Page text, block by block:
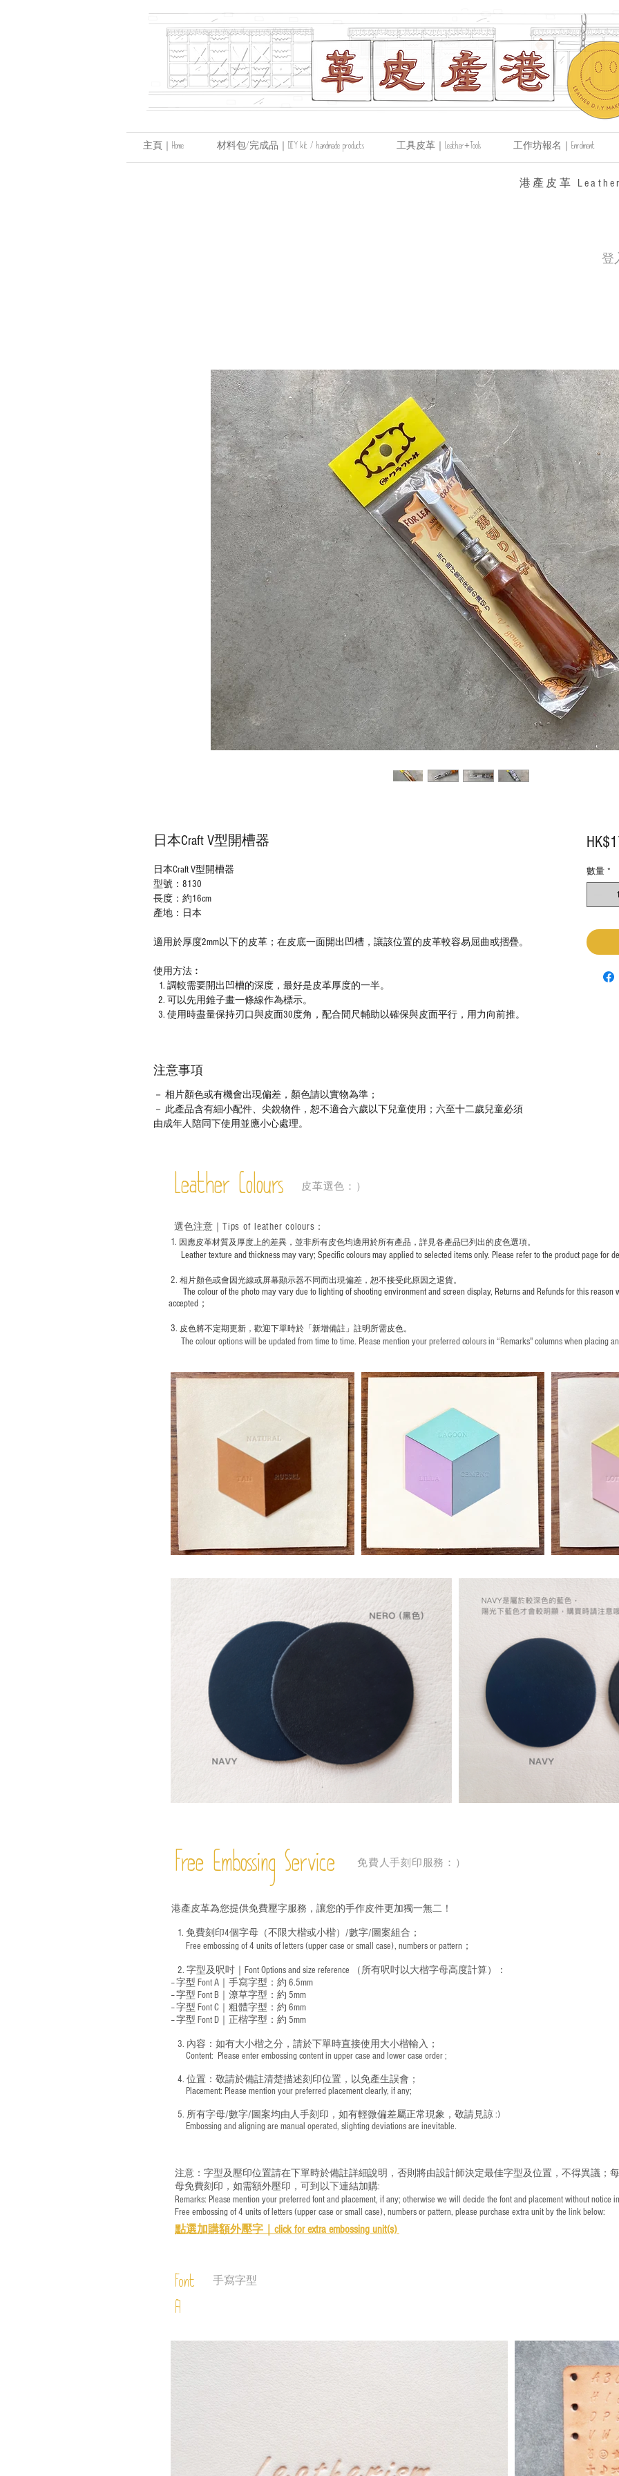
主頁｜Home 材料包/完成品｜DIY kit / handmade products 工具皮革｜Leather+Tools 工作坊報名｜Enrolment
港產皮革
登
日本Craft V型開槽器
日本Craft V型開槽器
型號：8130
長度：約16cm
產地：日本
適用於厚度2mm以下的皮革；在皮底一面開出凹槽，讓該位置的皮革較容易屈曲或摺疊。
使用方法︰
調較需要開出凹槽的深度，最好是皮革厚度的一半。
可以先用錐子畫一條線作為標示。
使用時盡量保持刃口與皮面30度角，配合間尺輔助以確保與皮面平行，用力向前推。
注意事項
－ 相片顏色或有機會出現偏差，顏色請以實物為準；
－ 此產品含有細小配件、尖銳物件，恕不適合六歲以下兒童使用；六至十二歲兒童必須
由成年人陪同下使用並應小心處理。
數量 *
Leather Colours 皮革選色：）
1. ​ 因應皮革材質及厚度上的差異，並非所有皮色均適用於所有產品，詳見各產品巳列出的皮色選項。
Leather texture and thickness may vary; Specific colours may applied to selected items only. Please refer to the product page for
2. 相片顏色或會因光線或屏幕顯示器不同而出現偏差，恕不接受此原因之退貨。
The colour of the photo may vary due to lighting of shooting environment and screen display, Returns and Refunds for this reason
accepted；
3. 皮色將不定期更新，歡迎下單時於「新增備註」註明 所需皮色。
The colour options will be updated from time to time. Please mention your preferred colours in “Remarks" columns when placing
選色注意｜ Tips of leather colours ：
Free Embossing Service 免費人手刻印服務：）
港產皮革為您提供免費壓字服務，讓您的手作皮件更加獨一無二！
1. 免費刻印4個字母（不限大楷或小楷）/數字/圖案組合；
Free embossing of 4 units of letters (upper case or small case), numbers or pattern；
2. 字型及呎吋｜ Font Options and size reference
（所有呎吋以大楷字母高度計算）：
-- 字型 Font A｜手寫字型：約 6.5mm
-- 字型 Font B｜潦草字型： 約 5mm
-- 字型 Font C｜粗體字型：約 6mm
-- 字型 Font D｜正楷字型： 約 5mm
3. 內容：如有大小楷之分，請於下單時直接使用大小楷輸入；
​ Content: Please enter embossing content in upper case and lower case order ;
4. 位置：敬請於備註清楚描述刻印位置，以免產生誤會；
​ Placement: Please mention your preferred placement clearly, if any;
5. 所有字母/數字/圖案均由人手刻印，如有輕微偏差屬正常現象，敬請見諒 :)
​ Embossing and aligning are manual operated, slighting deviations are inevitable.
注意：字型及壓印位置請在下單時於備註詳細說明，否則將由設計師決定最佳字型及位置，不得異議；
母免費刻印，如需額外壓印，可到以下連結加購:
Remarks: Please mention your preferred font and placement, if any; otherwise we will decide the font and placement without notice
Free embossing of 4 units of letters (upper case or small case), numbers or pattern, please purchase extra unit by the link below:
點選加購額外壓字｜ click for extra embossing unit(s)
Font
A
手寫字型